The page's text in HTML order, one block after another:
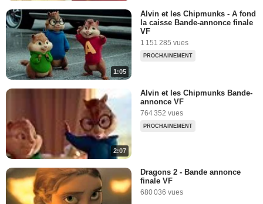
1:05
Alvin et les Chipmunks - A fond
la caisse Bande-annonce finale
VF
1 151 285 vues
PROCHAINEMENT
2:07
Alvin et les Chipmunks Bande-
annonce VF
764 352 vues
PROCHAINEMENT
Dragons 2 - Bande annonce
finale VF
680 036 vues